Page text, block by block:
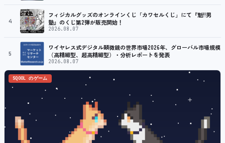
4
フィジカルグッズのオンラインくじ「カワセルくじ」にて『魁!!男
塾』のくじ第2弾が販売開始！
2026.08.07
5
ワイヤレス式デジタル顕微鏡の世界市場2026年、グローバル市場規模
（高精細型、超高精細型）・分析レポートを発表
2026.08.07
SQOOL のゲーム